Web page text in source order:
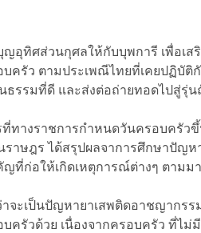
ญอุทิศส่วนกุศลให้กับบุพการี เพื่อเส
บครัว ตามประเพณีไทยที่เคยปฏิบัติ
ธรรมที่ดี และส่งต่อถ่ายทอดไปสู่รุ่น
ที่ทางราชการกำหนดวันครอบครัว
ราษฎร ได้สรุปผลจาการศึกษาปัญห
ญที่ก่อให้เกิดเหตุการณ์ต่างๆ ตามม
าจะเป็นปัญหายาเสพติดอาชญากร
บครัวด้วย เนื่องจากครอบครัว ที่ไ